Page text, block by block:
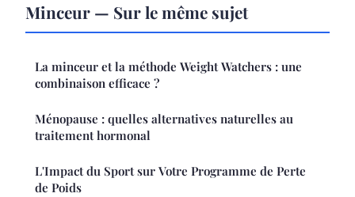
Minceur — Sur le même sujet
La minceur et la méthode Weight Watchers : une
combinaison efficace ?
Ménopause : quelles alternatives naturelles au
traitement hormonal
L'Impact du Sport sur Votre Programme de Perte
de Poids